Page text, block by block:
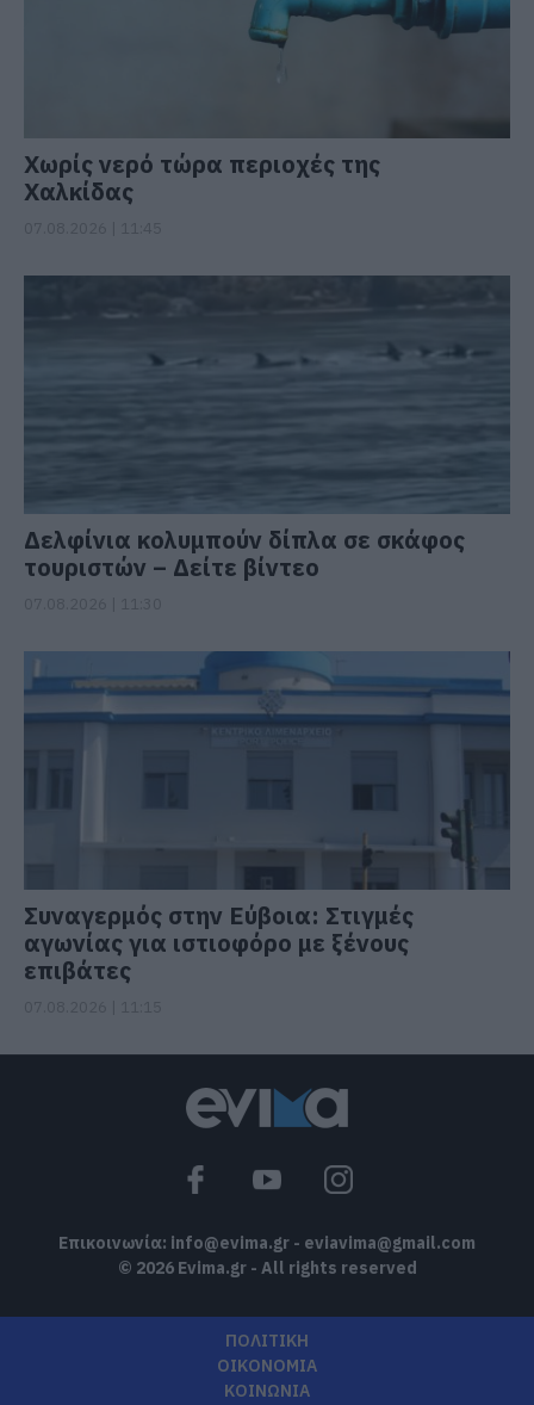
Χωρίς νερό τώρα περιοχές της
Χαλκίδας
Δελφίνια κολυμπούν δίπλα σε σκάφος
τουριστών – Δείτε βίντεο
Συναγερμός στην Εύβοια: Στιγμές
αγωνίας για ιστιοφόρο με ξένους
επιβάτες
Επικοινωνία: info@evima.gr - eviavima@gmail.com
© 2026 Evima.gr - All rights reserved
ΠΟΛΙΤΙΚΗ
ΟΙΚΟΝΟΜΙΑ
ΚΟΙΝΩΝΙΑ